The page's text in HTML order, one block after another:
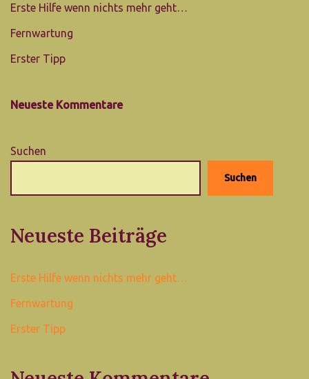
Erste Hilfe wenn nichts mehr geht…
Fernwartung
Erster Tipp
Neueste Kommentare
Suchen
Suchen
Neueste Beiträge
Erste Hilfe wenn nichts mehr geht…
Fernwartung
Erster Tipp